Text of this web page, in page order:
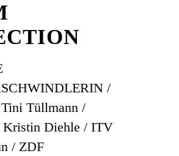
/
Tüllmann /
Diehle / ITV
/ ZDF